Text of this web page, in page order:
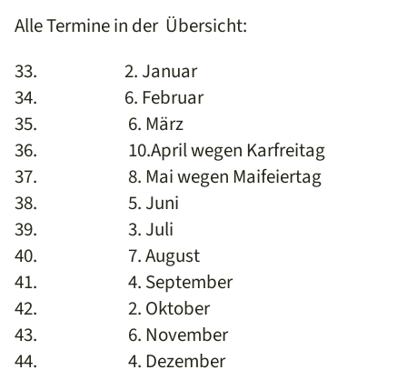
Alle Termine in der Übersicht:
33. 2. Januar
34. 6. Februar
35. 6. März
36. 10.April wegen Karfreitag
37. 8. Mai wegen Maifeiertag
38. 5. Juni
39. 3. Juli
40. 7. August
41. 4. September
42. 2. Oktober
43. 6. November
44. 4. Dezember